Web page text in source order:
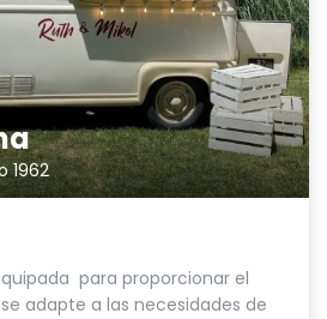
1962
para proporcionar el
adapte a las necesidades de